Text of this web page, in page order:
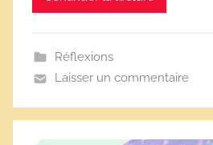
o
i
s
Réflexions
Laisser un commentaire